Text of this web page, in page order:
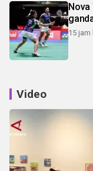
Nova
15 jam
Video